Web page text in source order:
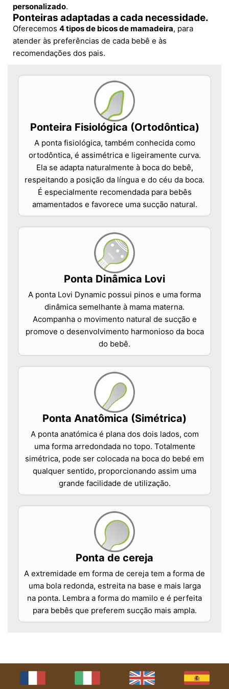
personalizado.
Ponteiras adaptadas a cada necessidade.
Oferecemos 4 tipos de bicos de mamadeira, para
atender às preferências de cada bebê e às
recomendações dos pais.
Ponteira Fisiológica (Ortodôntica)
A ponta fisiológica, também conhecida como
ortodôntica, é assimétrica e ligeiramente curva.
Ela se adapta naturalmente à boca do bebê,
respeitando a posição da língua e do céu da boca.
É especialmente recomendada para bebês
amamentados e favorece uma sucção natural.
Ponta Dinâmica Lovi
A ponta Lovi Dynamic possui pinos e uma forma
dinâmica semelhante à mama materna.
Acompanha o movimento natural de sucção e
promove o desenvolvimento harmonioso da boca
do bebê.
Ponta Anatômica (Simétrica)
A ponta anatómica é plana dos dois lados, com
uma forma arredondada no topo. Totalmente
simétrica, pode ser colocada na boca do bebé em
qualquer sentido, proporcionando assim uma
grande facilidade de utilização.
Ponta de cereja
A extremidade em forma de cereja tem a forma de
uma bola redonda, estreita na base e mais larga
na ponta. Lembra a forma do mamilo e é perfeita
para bebês que preferem sucção mais ampla.